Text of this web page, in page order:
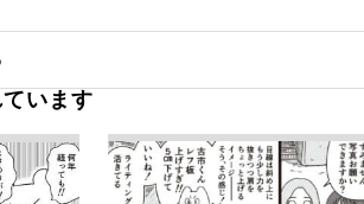
います